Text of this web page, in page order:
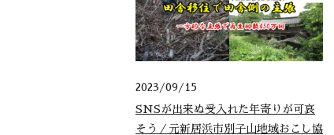
2023/09/15
SNSが出来ぬ受入れた年寄りが可哀
そう／元新居浜市別子山地域おこし協